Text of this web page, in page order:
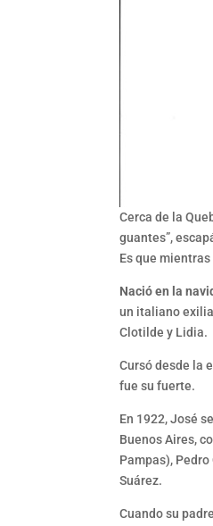
Cerca de la
guantes”,
Es que
Nació en la
un italiano
Clotilde y Lidia.
Cursó desde la
fue su fuerte.
En 1922, José
Buenos Aires,
Pampas),
Suárez.
Cuando su